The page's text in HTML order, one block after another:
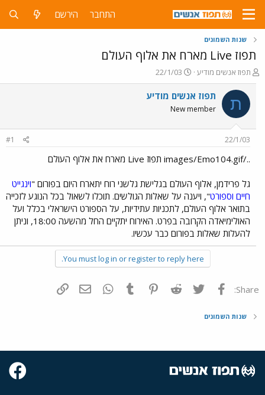
התחבר הירשם
שנות השמונים
תפוז Live מארח את אלוף העולם
פ
ו
ת
ח
ה
ש
תפוז אנשים מודיע
פ
ו
ר
ם
ר
י
22/1/03
ת תפוז אנשים מודיע
New member
22/1/03
#1
../images/Emo104.gif תפוז Live מארח את אלוף העולם
גל פרידמן, אלוף העולם בגלישת גלשני רוח יתארח היום בפורום "וינגייט
חיים וספורט", ויענה על שאלות הגולשים. תוכלו לשאול בכל הנוגע לזכייה
בתואר אלוף העולם, לתכניות עתידיות, על הספורט הישראלי בכלל ועל
האולימיאדה הקרובה בפרט. האירוח יתקיים החל מהשעה 18:00, וניתן
להעלות שאלות בפורום כבר עכשיו.
You must log in or register to reply here.
Share: פייסבוק Twitter
Reddit
Pinterest
Tumblr
WhatsAppדואר אלקטרוני
שנות השמונים